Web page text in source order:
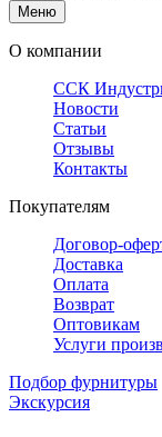
Меню
О компании
ССК
Новости
Статьи
Отзывы
Контакты
Покупателям
Договор-
Доставка
Оплата
Возврат
Оптовикам
Услуги
Подбор фурнитуры
Экскурсия